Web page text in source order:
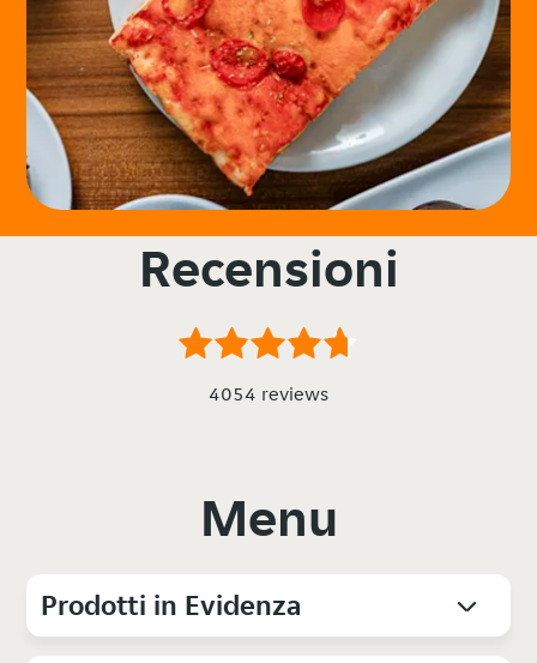
Recensioni
4054 reviews
Menu
Prodotti in Evidenza